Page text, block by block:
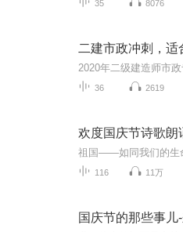
35 8076
二建市政冲刺，适
36 2619
欢度国庆节诗歌
116 11万
国庆节的那些事